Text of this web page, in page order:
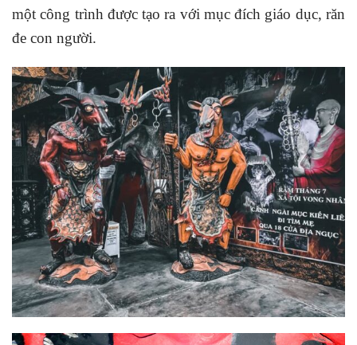
một công trình được tạo ra với mục đích giáo dục, răn
đe con người.